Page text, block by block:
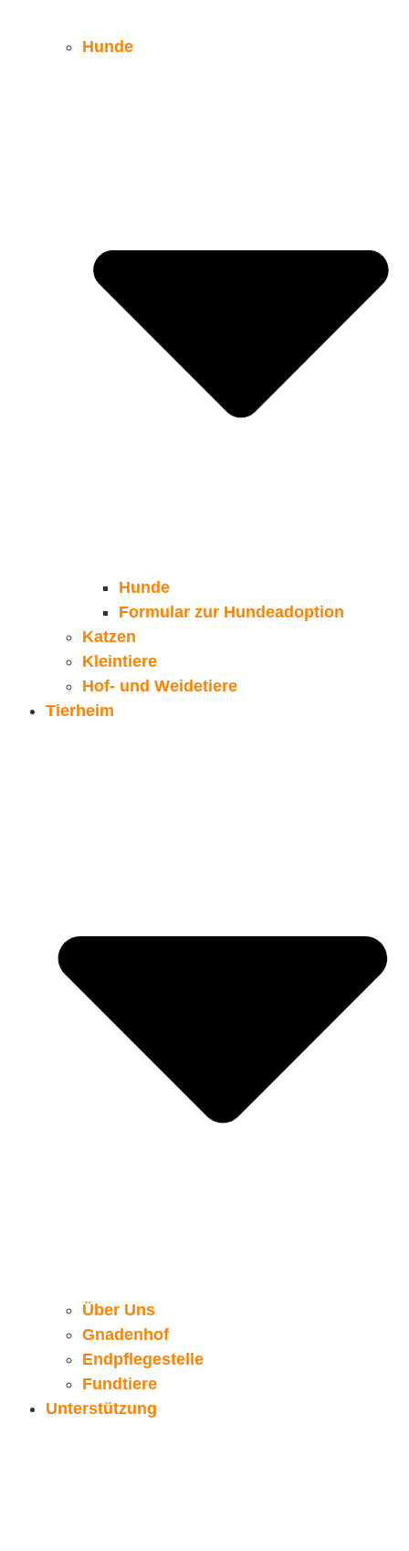
Hunde
Hunde
Formular zur Hundeadoption
Katzen
Kleintiere
Hof- und Weidetiere
Tierheim
Über Uns
Gnadenhof
Endpflegestelle
Fundtiere
Unterstützung